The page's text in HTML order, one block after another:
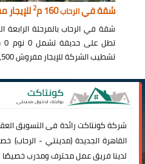
شقة فيالرحاب160 م 2للإيجار
شقة في الرحاب بالمرحلة الرابعة
تشطيب الشركة للإيجار مفروش 5,500 جنيه
شركةكونتاكترائدة فى التسويق
القاهرة الجديدة (مدينتي -الرحاب)
لدينا فريق عمل محترف ومدرب خصيصًا